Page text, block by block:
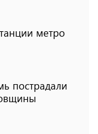
метро
пострадали